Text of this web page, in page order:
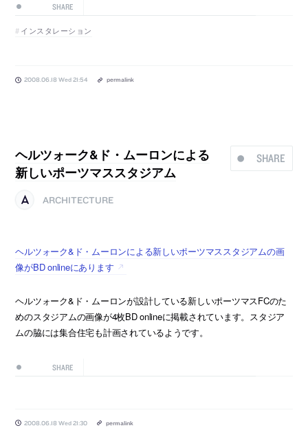
SHARE
インスタレーション
2008.06.18 Wed 21:54 permalink
SHARE
ヘルツォーク&ド・ムーロンによる
新しいポーツマススタジアム
ARCHITECTURE
ヘルツォーク&ド・ムーロンによる新しいポーツマススタジアムの画
像がBD onlineにあります
ヘルツォーク&ド・ムーロンが設計している新しいポーツマスFCのた
めのスタジアムの画像が4枚BD onlineに掲載されています。スタジア
ムの脇には集合住宅も計画されているようです。
SHARE
2008.06.18 Wed 21:30 permalink